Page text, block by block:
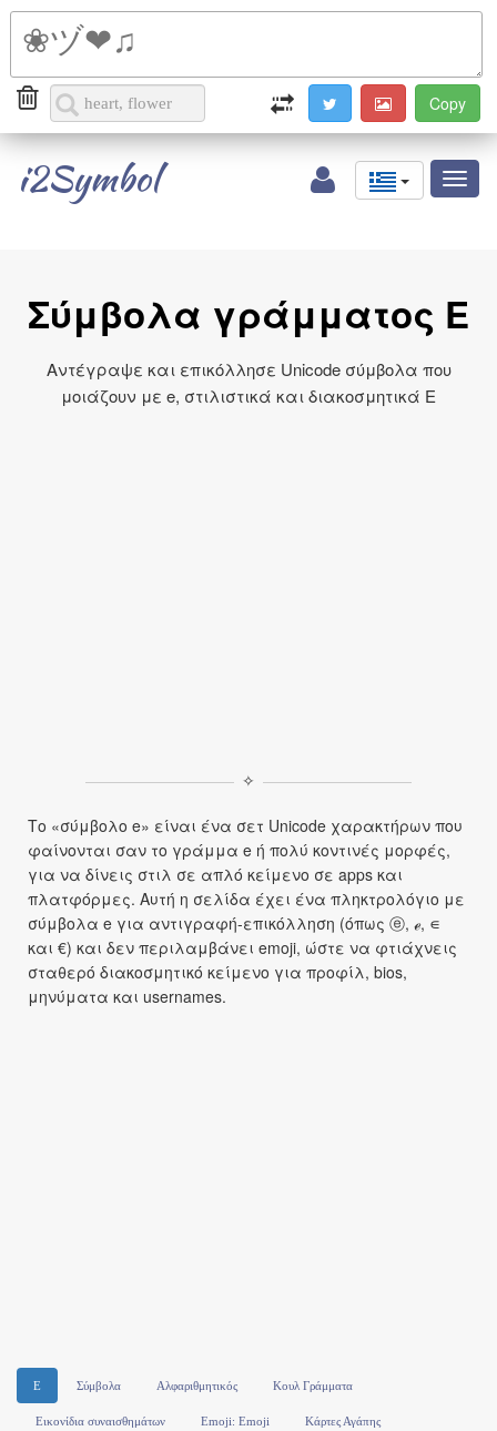
i2Symbol
Σύμβολα γράμματος E
Αντέγραψε και επικόλλησε Unicode σύμβολα που
μοιάζουν με e, στιλιστικά και διακοσμητικά E
✧
Το «σύμβολο e» είναι ένα σετ Unicode χαρακτήρων που
φαίνονται σαν το γράμμα e ή πολύ κοντινές μορφές,
για να δίνεις στιλ σε απλό κείμενο σε apps και
πλατφόρμες. Αυτή η σελίδα έχει ένα πληκτρολόγιο με
σύμβολα e για αντιγραφή-επικόλληση (όπως ⓔ, ℯ, ∊
και €) και δεν περιλαμβάνει emoji, ώστε να φτιάχνεις
σταθερό διακοσμητικό κείμενο για προφίλ, bios,
μηνύματα και usernames.
E Σύμβολα Αλφαριθμητικός Κουλ Γράμματα
Εικονίδια συναισθημάτων Emoji: Emoji Κάρτες Αγάπης